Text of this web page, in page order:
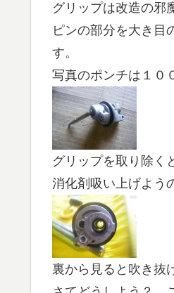
グリップは改造の邪
ピンの部分を大き目
す。
写真のポンチは１０
グリップを取り除く
消化剤吸い上げよう
裏から見ると吹き抜